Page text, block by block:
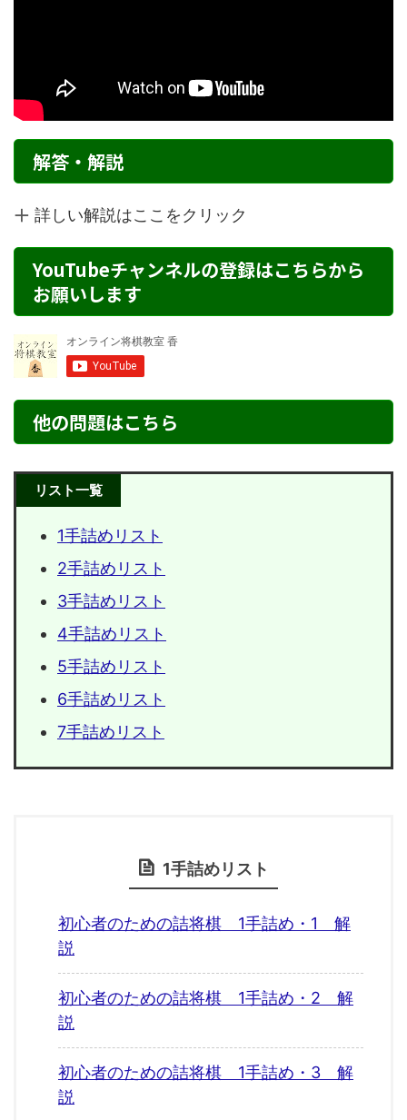
解答・解説
詳しい解説はここをクリック
YouTubeチャンネルの登録はこちらから
お願いします
他の問題はこちら
リスト一覧
1手詰めリスト
2手詰めリスト
3手詰めリスト
4手詰めリスト
5手詰めリスト
6手詰めリスト
7手詰めリスト
1手詰めリスト
初心者のための詰将棋 1手詰め・1 解
説
初心者のための詰将棋 1手詰め・2 解
説
初心者のための詰将棋 1手詰め・3 解
説